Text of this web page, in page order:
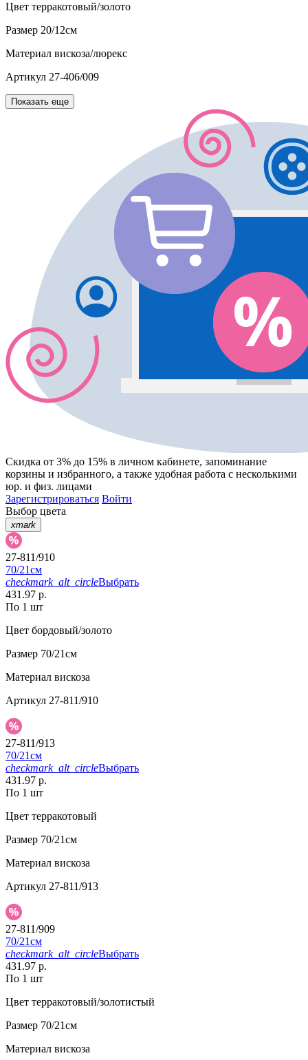
Цвет терракотовый/золото
Размер 20/12см
Материал вискоза/люрекс
Артикул 27-406/009
Показать еще
Скидка от 3% до 15% в личном кабинете, запоминание
корзины и избранного, а также удобная работа с несколькими
юр. и физ. лицами
Зарегистрироваться Войти
Выбор цвета
xmark
27-811/910
70/21см
checkmark_alt_circleВыбрать
431.97 р.
По 1 шт
Цвет бордовый/золото
Размер 70/21см
Материал вискоза
Артикул 27-811/910
27-811/913
70/21см
checkmark_alt_circleВыбрать
431.97 р.
По 1 шт
Цвет терракотовый
Размер 70/21см
Материал вискоза
Артикул 27-811/913
27-811/909
70/21см
checkmark_alt_circleВыбрать
431.97 р.
По 1 шт
Цвет терракотовый/золотистый
Размер 70/21см
Материал вискоза